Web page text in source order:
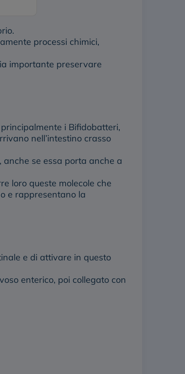
processi chimici,
importante preservare
i Bifidobatteri,
nell’intestino crasso
se essa porta anche a
loro queste molecole che
e rappresentano la
e di attivare in questo
enterico, poi collegato con